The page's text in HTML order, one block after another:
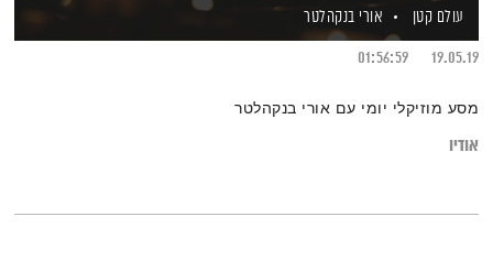
עולם קטן
אורי בנקהלטר
19.05.19
01:56:59
מסע מוזיקלי יומי עם אורי בנקהלטר
אודיו